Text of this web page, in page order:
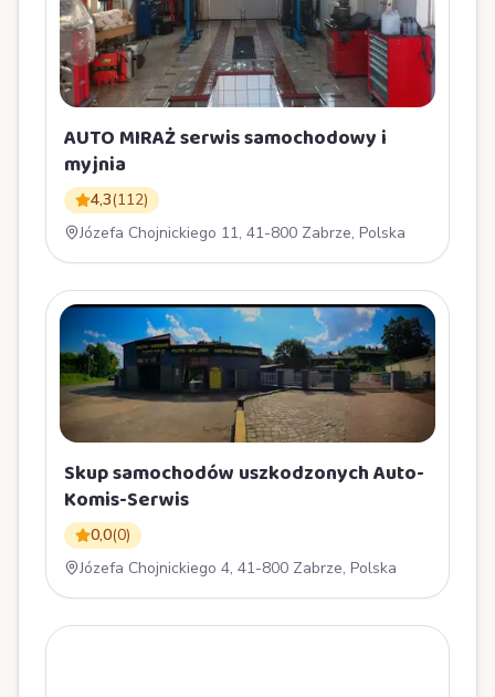
AUTO MIRAŻ serwis samochodowy i
myjnia
4,3(112)
Józefa Chojnickiego 11, 41-800 Zabrze, Polska
Skup samochodów uszkodzonych Auto-
Komis-Serwis
0,0(0)
Józefa Chojnickiego 4, 41-800 Zabrze, Polska